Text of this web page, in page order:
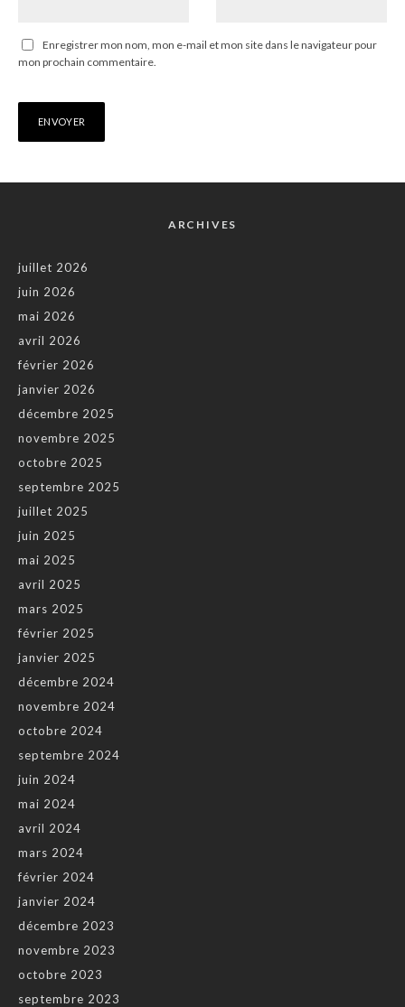
Enregistrer mon nom, mon e-mail et mon site dans le navigateur pour
mon prochain commentaire.
ARCHIVES
juillet 2026
juin 2026
mai 2026
avril 2026
février 2026
janvier 2026
décembre 2025
novembre 2025
octobre 2025
septembre 2025
juillet 2025
juin 2025
mai 2025
avril 2025
mars 2025
février 2025
janvier 2025
décembre 2024
novembre 2024
octobre 2024
septembre 2024
juin 2024
mai 2024
avril 2024
mars 2024
février 2024
janvier 2024
décembre 2023
novembre 2023
octobre 2023
septembre 2023